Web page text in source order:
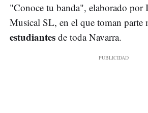
"Conoce tu banda", elaborado por
Musical SL, en el que toman parte
estudiantes de toda Navarra.